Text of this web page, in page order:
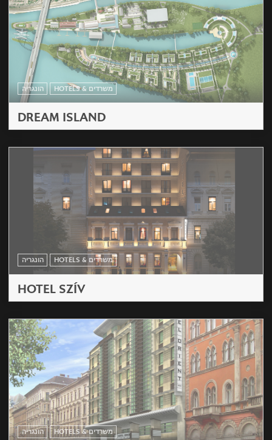
הונגריה HOTELS & משרדים
DREAM ISLAND
הונגריה HOTELS & משרדים
HOTEL SZÍV
הונגריה HOTELS & משרדים